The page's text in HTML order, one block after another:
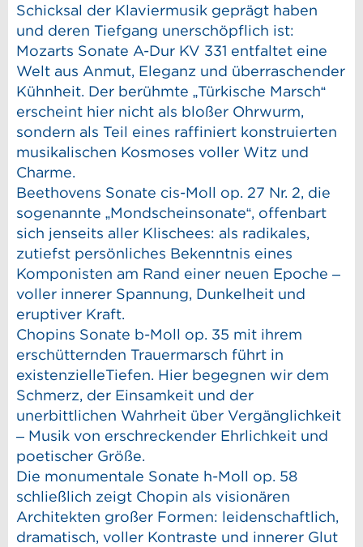
Schicksal der Klaviermusik geprägt haben
und deren Tiefgang unerschöpflich ist:
Mozarts Sonate A-Dur KV 331 entfaltet eine
Welt aus Anmut, Eleganz und überraschender
Kühnheit. Der berühmte „Türkische Marsch“
erscheint hier nicht als bloßer Ohrwurm,
sondern als Teil eines raffiniert konstruierten
musikalischen Kosmoses voller Witz und
Charme.
Beethovens Sonate cis-Moll op. 27 Nr. 2, die
sogenannte „Mondscheinsonate“, offenbart
sich jenseits aller Klischees: als radikales,
zutiefst persönliches Bekenntnis eines
Komponisten am Rand einer neuen Epoche –
voller innerer Spannung, Dunkelheit und
eruptiver Kraft.
Chopins Sonate b-Moll op. 35 mit ihrem
erschütternden Trauermarsch führt in
existenzielleTiefen. Hier begegnen wir dem
Schmerz, der Einsamkeit und der
unerbittlichen Wahrheit über Vergänglichkeit
– Musik von erschreckender Ehrlichkeit und
poetischer Größe.
Die monumentale Sonate h-Moll op. 58
schließlich zeigt Chopin als visionären
Architekten großer Formen: leidenschaftlich,
dramatisch, voller Kontraste und innerer Glut